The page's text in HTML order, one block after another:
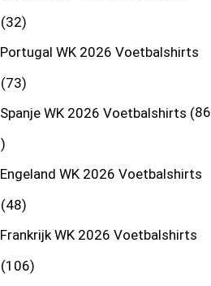
32
Portugal WK 2026 Voetbalshirts
73
Spanje WK 2026 Voetbalshirts 86
Engeland WK 2026 Voetbalshirts
48
Frankrijk WK 2026 Voetbalshirts
106